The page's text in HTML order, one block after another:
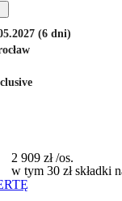
(6 dni)
2 909 zł/os.
w tym 30 zł składki